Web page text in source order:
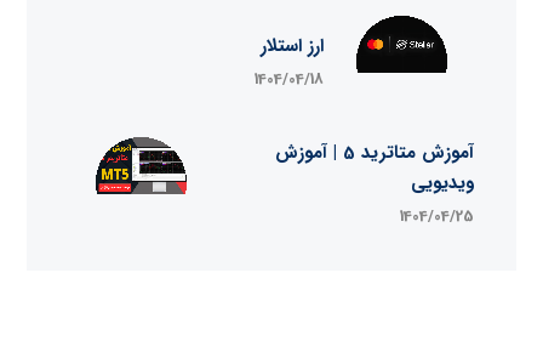
ارز استلار
1404/04/18
آموزش متاترید 5 | آموزش
ویدیویی
1404/04/25